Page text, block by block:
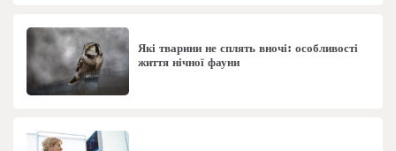
Які тварини не сплять вночі: особливості
життя нічної фауни